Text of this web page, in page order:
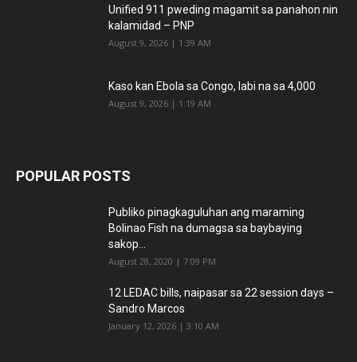
Unified 911 pweding magamit sa panahon nin
kalamidad – PNP
August 9, 2026 | 1:39 AM
Kaso kan Ebola sa Congo, labi na sa 4,000
August 9, 2026 | 1:19 AM
POPULAR POSTS
Publiko pinagkaguluhan ang maraming
Bolinao Fish na dumagsa sa baybaying
sakop...
August 28, 2020 | 7:09 PM
12 LEDAC bills, naipasar sa 22 session days –
Sandro Marcos
January 12, 2026 | 3:10 AM